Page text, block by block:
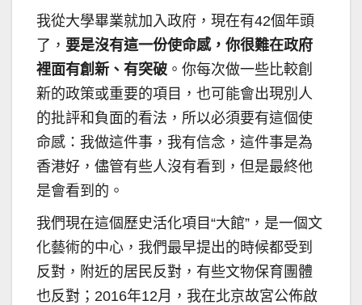
我從大學畢業就加入政府，現在有42個年頭
了， 要是沒有這一份使命感，你很難在政府
裡面有創新、有突破 。你每次做一些比較創
新的政策或重要的項目，也可能會出現別人
的批評和負面的看法，所以必須要有這個使
命感：我做這件事，我有信念，這件事是為
香港好，儘管有些人沒有看到，但是最終他
是會看到的。
我們現在這個歷史活化項目“大館”，是一個文
化藝術的中心，我們最早提出的時候都受到
反對，附近的居民反對，有些文物保育團體
也反對；2016年12月，我在北京故宮公佈啟